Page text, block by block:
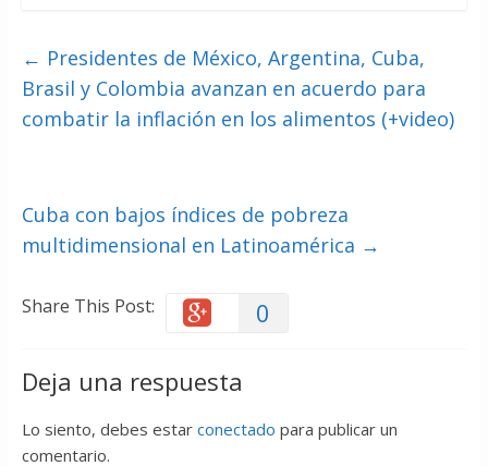
← Presidentes de México, Argentina, Cuba,
Brasil y Colombia avanzan en acuerdo para
combatir la inflación en los alimentos (+video)
Cuba con bajos índices de pobreza
multidimensional en Latinoamérica →
Share This Post: 0
Deja una respuesta
Lo siento, debes estar conectado para publicar un
comentario.